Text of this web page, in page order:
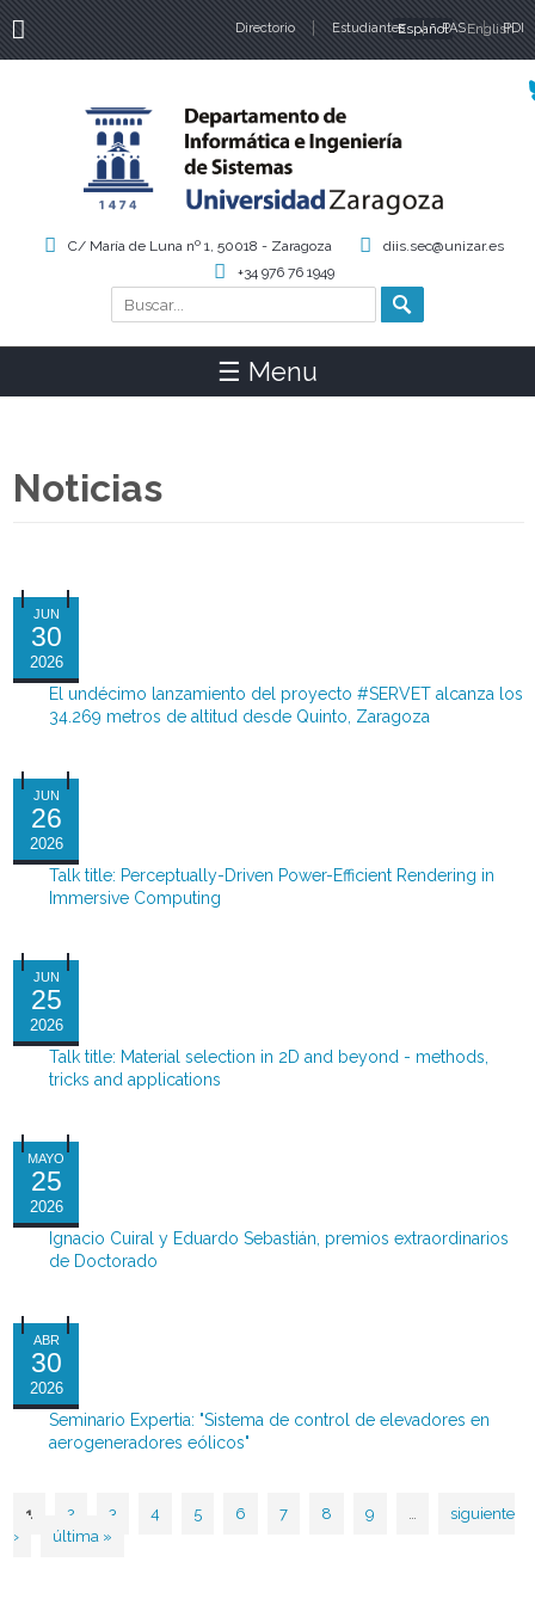
Directorio Estudiantes PAS PDI
Idiomas
Español English
Formulario de búsqueda
Buscar
C/ María de Luna nº 1, 50018 - Zaragoza
diis.sec@unizar.es
+34 976 76 1949
☰ Menu
Noticias
JUN
30
2026
El undécimo lanzamiento del proyecto #SERVET alcanza los
34.269 metros de altitud desde Quinto, Zaragoza
JUN
26
2026
Talk title: Perceptually-Driven Power-Efficient Rendering in
Immersive Computing
JUN
25
2026
Talk title: Material selection in 2D and beyond - methods,
tricks and applications
MAYO
25
2026
Ignacio Cuiral y Eduardo Sebastián, premios extraordinarios
de Doctorado
ABR
30
2026
Seminario Expertia: "Sistema de control de elevadores en
aerogeneradores eólicos"
Páginas
1 2 3 4 5 6 7 8 9 …
siguiente
›
última »